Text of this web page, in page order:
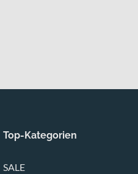
Top-Kategorien
SALE